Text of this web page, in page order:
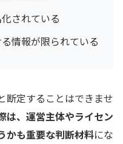
されている
情報が限られている
断定することはできませ
は、運営主体やライセン
かも重要な判断材料にな